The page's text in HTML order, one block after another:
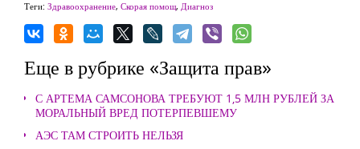
Теги: Здравоохранение, Скорая помощ, Диагноз
Еще в рубрике «Защита прав»
С АРТЕМА САМСОНОВА ТРЕБУЮТ 1,5 МЛН РУБЛЕЙ ЗА
МОРАЛЬНЫЙ ВРЕД ПОТЕРПЕВШЕМУ
АЭС ТАМ СТРОИТЬ НЕЛЬЗЯ